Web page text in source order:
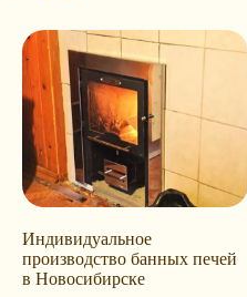
Индивидуальное
производство банных печей
в Новосибирске